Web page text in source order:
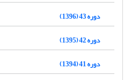
دوره 43 (1396)
دوره 42 (1395)
دوره 41 (1394)